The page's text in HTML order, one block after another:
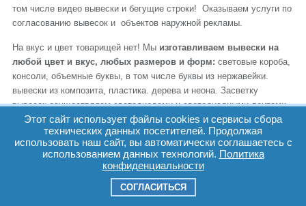
том числе видео вывески и бегущие строки! Оказываем услуги по
согласованию вывесок и объектов наружной рекламы.
На вкус и цвет товарищей нет! Мы изготавливаем вывески на
любой цвет и вкус, любых размеров и форм: световые короба,
консоли, объемные буквы, в том числе буквы из нержавейки.
вывески из композита, пластика. дерева и неона. Засветку
вывесок осуществляем светодиодами и светодиодными лентами.
На все изготовленные нашей компанией вывески предоставляется
гарантия от 1 года.
С новыми требованиями и изменениями к вывескам в
Петрозаводске Вы можете ознакомиться в документах
Этот сайт использует файлы cookies и сервисы сбора
технических данных посетителей. Продолжая
использовать наш сайт, вы автоматически соглашаетесь с
использованием данных технологий. Политика
конфиденциальности
СОГЛАСИТЬСЯ